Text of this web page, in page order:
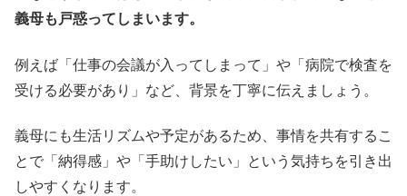
義母も戸惑ってしまいます。
例えば「仕事の会議が入ってしまって」や「病院で検査を
受ける必要があり」など、背景を丁寧に伝えましょう。
義母にも生活リズムや予定があるため、事情を共有するこ
とで「納得感」や「手助けしたい」という気持ちを引き出
しやすくなります。